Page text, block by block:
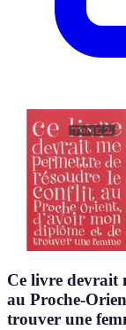
Ce livre devrait
au Proche-
trouver une